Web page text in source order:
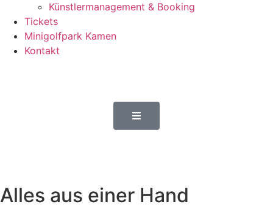
Künstlermanagement & Booking
Tickets
Minigolfpark Kamen
Kontakt
Alles aus einer Hand